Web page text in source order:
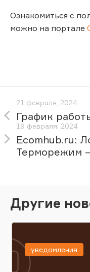
Ознакомиться с
можно на портале
21 февраля, 2024
График
19 февраля, 2024
Ecomhub.ru:
Терморежим
Другие
уведомления